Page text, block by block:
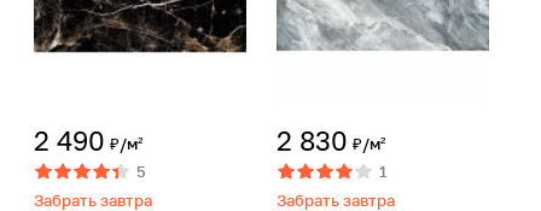
2 490 ₽/м²
5
Забрать завтра
2 830 ₽/м²
1
Забрать завтра